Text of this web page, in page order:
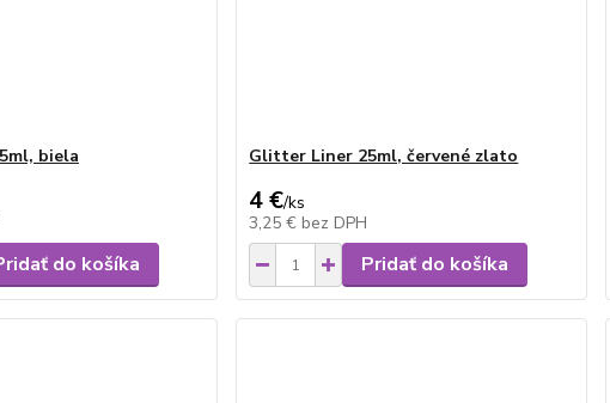
biela
do košíka
Glitter Liner 25ml, červené zlato
4 €/ks
3,25 € bez DPH
Pridať do košíka